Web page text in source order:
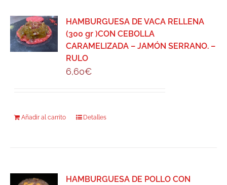
HAMBURGUESA DE VACA RELLENA
(300 gr )CON CEBOLLA
CARAMELIZADA – JAMÓN SERRANO. –
RULO
6,60€
Añadir al carrito Detalles
HAMBURGUESA DE POLLO CON